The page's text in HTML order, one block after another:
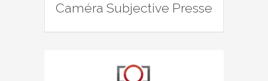
Caméra Subjective Presse